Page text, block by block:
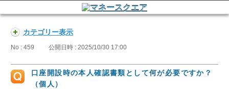
カテゴリー表示
No : 459 公開日時 : 2025/10/30 17:00
口座開設時の本人確認書類として何が必要ですか？
（個人）